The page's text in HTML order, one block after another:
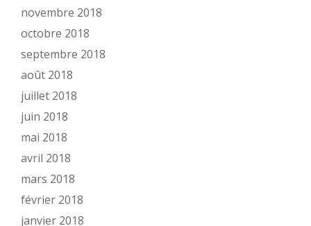
novembre 2018
octobre 2018
septembre 2018
août 2018
juillet 2018
juin 2018
mai 2018
avril 2018
mars 2018
février 2018
janvier 2018